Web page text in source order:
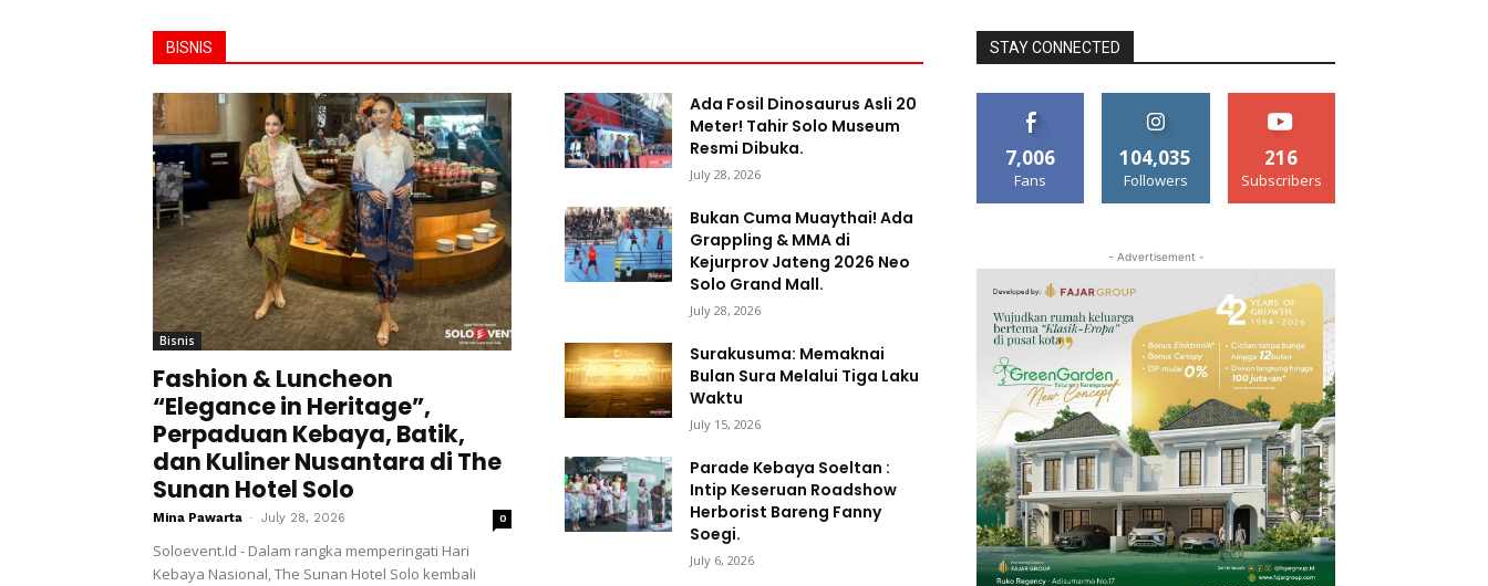
BISNIS
Bisnis
Fashion & Luncheon
“Elegance in Heritage”,
Perpaduan Kebaya, Batik,
dan Kuliner Nusantara di The
Sunan Hotel Solo
Mina Pawarta - July 28, 2026 0
Soloevent.Id - Dalam rangka memperingati Hari
Kebaya Nasional, The Sunan Hotel Solo kembali
Ada Fosil Dinosaurus Asli 20
Meter! Tahir Solo Museum
Resmi Dibuka.
July 28, 2026
Bukan Cuma Muaythai! Ada
Grappling & MMA di
Kejurprov Jateng 2026 Neo
Solo Grand Mall.
July 28, 2026
Surakusuma: Memaknai
Bulan Sura Melalui Tiga Laku
Waktu
July 15, 2026
Parade Kebaya Soeltan :
Intip Keseruan Roadshow
Herborist Bareng Fanny
Soegi.
July 6, 2026
STAY CONNECTED
7,006
Fans
104,035
Followers
216
Subscribers
- Advertisement -